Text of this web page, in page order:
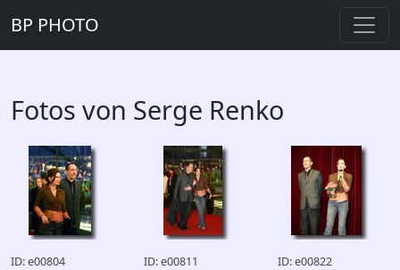
BP PHOTO
Fotos von Serge Renko
ID: e00804 ID: e00811 ID: e00822